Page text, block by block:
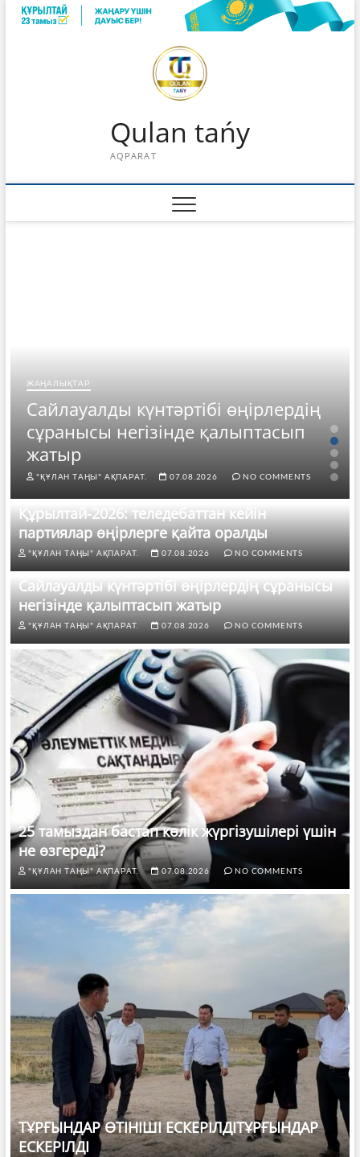
Skip
Qulan tańy
AQPARAT
ЖАҢАЛЫҚТАР
Сайлауалды күнтәртібі өңірлердің
сұранысы негізінде қалыптасып
жатыр
"ҚҰЛАН ТАҢЫ" АҚПАРАТ. 07.08.2026 NO COMMENTS
Құрылтай-2026: теледебаттан кейін
партиялар өңірлерге қайта оралды
"ҚҰЛАН ТАҢЫ" АҚПАРАТ. 07.08.2026 NO COMMENTS
Сайлауалды күнтәртібі өңірлердің сұранысы
негізінде қалыптасып жатыр
"ҚҰЛАН ТАҢЫ" АҚПАРАТ. 07.08.2026 NO COMMENTS
25 тамыздан бастап көлік жүргізушілері үшін
не өзгереді?
"ҚҰЛАН ТАҢЫ" АҚПАРАТ. 07.08.2026 NO COMMENTS
ТҰРҒЫНДАР ӨТІНІШІ ЕСКЕРІЛДІТҰРҒЫНДАР
ЕСКЕРІЛДІ